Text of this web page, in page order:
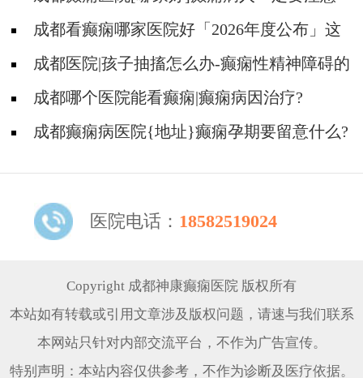
哪些护理问题?
成都看癫痫哪家医院好「2026年度公布」这
些常见的食物能帮助癫痫治疗!
成都医院|孩子抽搐怎么办-癫痫性精神障碍的
护理措施有哪些?
成都哪个医院能看癫痫|癫痫病因治疗?
成都癫痫病医院{地址}癫痫孕期要留意什么?
医院电话： 18582519024
Copyright 成都神康癫痫医院 版权所有
本站如有转载或引用文章涉及版权问题，请速与我们联系
本网站只针对内部交流平台，不作为广告宣传。
特别声明：本站内容仅供参考，不作为诊断及医疗依据。